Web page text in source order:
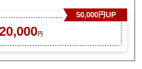
円
50,000円UP